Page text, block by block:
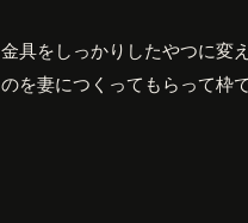
金具をしっかりしたやつに変
のを妻につくってもらって枠